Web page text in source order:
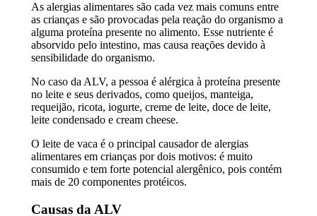
As alergias alimentares são cada vez mais comuns entre
as crianças e são provocadas pela reação do organismo a
alguma proteína presente no alimento. Esse nutriente é
absorvido pelo intestino, mas causa reações devido à
sensibilidade do organismo.
No caso da ALV, a pessoa é alérgica à proteína presente
no leite e seus derivados, como queijos, manteiga,
requeijão, ricota, iogurte, creme de leite, doce de leite,
leite condensado e cream cheese.
O leite de vaca é o principal causador de alergias
alimentares em crianças por dois motivos: é muito
consumido e tem forte potencial alergênico, pois contém
mais de 20 componentes protéicos.
Causas da ALV